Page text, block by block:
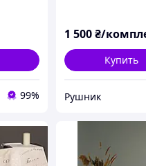
99%
1 500₴/
Купить
Рушник